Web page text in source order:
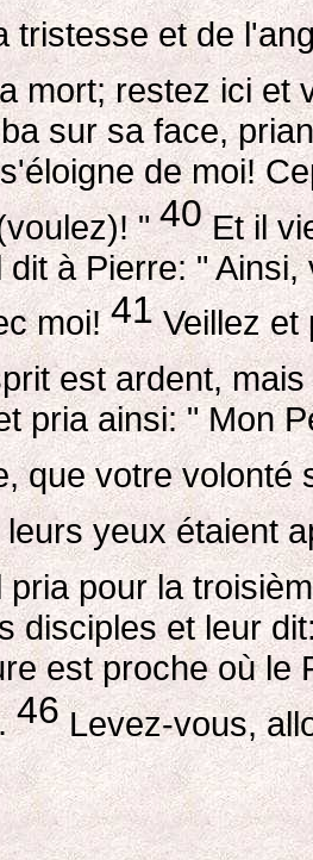
tristesse et de
mort; restez ici et
sur sa face,
de moi!
"40Et il
dit à Pierre: "
moi!41Veillez et
est ardent,
pria ainsi: " Mon
que votre volonté
yeux étaient
pria pour la
disciples et leur
est proche où le
46Levez-vous,